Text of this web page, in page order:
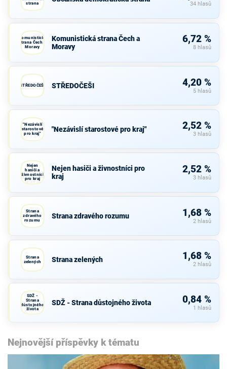
strana
34 hlasů
Komunistická
strana Čech a
Moravy
Komunistická strana Čech a
Moravy
6,72 %
8 hlasů
STŘEDOČEŠI STŘEDOČEŠI 4,20 %
5 hlasů
"Nezávislí
starostové
pro kraj"
"Nezávislí starostové pro kraj" 2,52 %
3 hlasů
Nejen
hasiči a
živnostníci
pro kraj
Nejen hasiči a živnostníci pro
kraj
2,52 %
3 hlasů
Strana
zdravého
rozumu
Strana zdravého rozumu 1,68 %
2 hlasů
Strana
zelených
Strana zelených 1,68 %
2 hlasů
SDŽ -
Strana
důstojného
života
SDŽ - Strana důstojného života 0,84 %
1 hlasů
Nejnovější příspěvky k tématu